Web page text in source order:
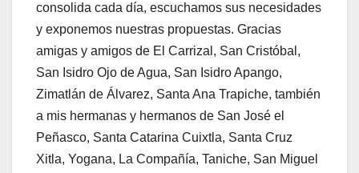
consolida cada día, escuchamos sus necesidades
y exponemos nuestras propuestas. Gracias
amigas y amigos de El Carrizal, San Cristóbal,
San Isidro Ojo de Agua, San Isidro Apango,
Zimatlán de Álvarez, Santa Ana Trapiche, también
a mis hermanas y hermanos de San José el
Peñasco, Santa Catarina Cuixtla, Santa Cruz
Xitla, Yogana, La Compañía, Taniche, San Miguel